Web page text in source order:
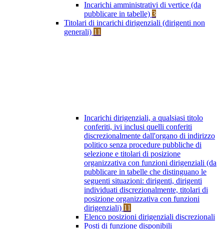
Incarichi amministrativi di vertice (da
pubblicare in tabelle) 3
Titolari di incarichi dirigenziali (dirigenti non
generali) 11
Incarichi dirigenziali, a qualsiasi titolo
conferiti, ivi inclusi quelli conferiti
discrezionalmente dall'organo di indirizzo
politico senza procedure pubbliche di
selezione e titolari di posizione
organizzativa con funzioni dirigenziali (da
pubblicare in tabelle che distinguano le
seguenti situazioni: dirigenti, dirigenti
individuati discrezionalmente, titolari di
posizione organizzativa con funzioni
dirigenziali) 11
Elenco posizioni dirigenziali discrezionali
Posti di funzione disponibili